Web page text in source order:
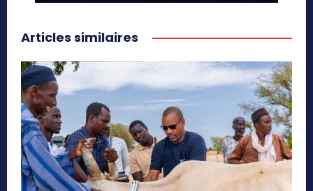
Articles similaires